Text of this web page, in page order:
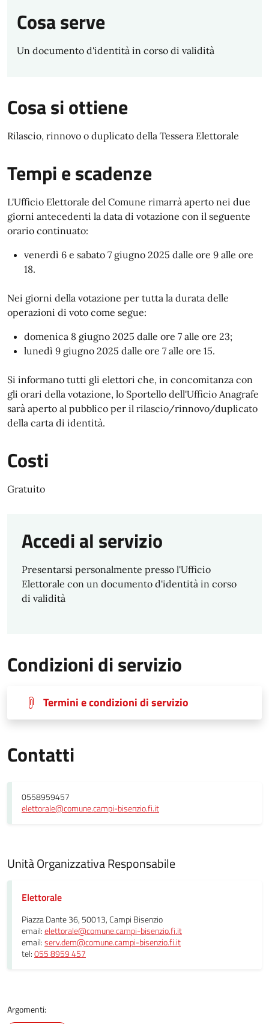
Cosa serve
Un documento d'identità in corso di validità
Cosa si ottiene
Rilascio, rinnovo o duplicato della Tessera Elettorale
Tempi e scadenze
L'Ufficio Elettorale del Comune rimarrà aperto nei due
giorni antecedenti la data di votazione con il seguente
orario continuato:
venerdì 6 e sabato 7 giugno 2025 dalle ore 9 alle ore
18.
Nei giorni della votazione per tutta la durata delle
operazioni di voto come segue:
domenica 8 giugno 2025 dalle ore 7 alle ore 23;
lunedì 9 giugno 2025 dalle ore 7 alle ore 15.
Si informano tutti gli elettori che, in concomitanza con
gli orari della votazione, lo Sportello dell'Ufficio Anagrafe
sarà aperto al pubblico per il rilascio/rinnovo/duplicato
della carta di identità.
Costi
Gratuito
Accedi al servizio
Presentarsi personalmente presso l'Ufficio
Elettorale con un documento d'identità in corso
di validità
Condizioni di servizio
Termini e condizioni di servizio
Contatti
0558959457
elettorale@comune.campi-bisenzio.fi.it
Unità Organizzativa Responsabile
Elettorale
Piazza Dante 36, 50013, Campi Bisenzio
email:elettorale@comune.campi-bisenzio.fi.it
email:serv.dem@comune.campi-bisenzio.fi.it
tel:055 8959 457
Argomenti: